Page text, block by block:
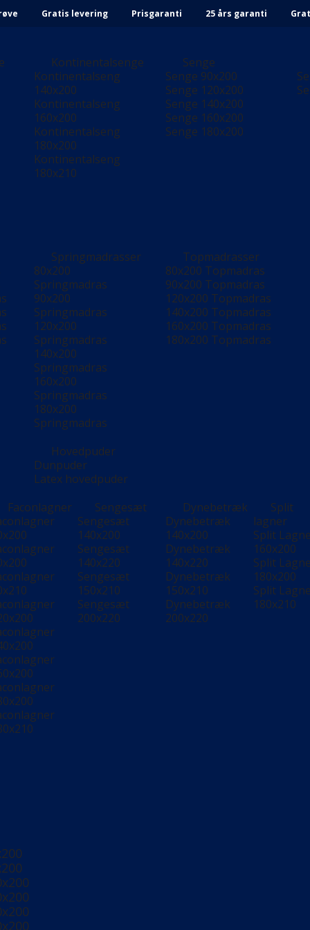
Gratis levering Prisgaranti 25 års garanti
Kontinentalsenge
Kontinentalseng
140x200
Kontinentalseng
160x200
Kontinentalseng
180x200
Kontinentalseng
180x210
Senge
Senge 90x200
Senge 120x200
Senge 140x200
Senge 160x200
Senge 180x200
Springmadrasser
80x200
Springmadras
90x200
Springmadras
120x200
Springmadras
140x200
Springmadras
160x200
Springmadras
180x200
Springmadras
Topmadrasser
80x200 Topmadras
90x200 Topmadras
120x200 Topmadras
140x200 Topmadras
160x200 Topmadras
180x200 Topmadras
Hovedpuder
Dunpuder
Latex hovedpuder
Faconlagner
Sengesæt
Sengesæt
140x200
Sengesæt
140x220
Sengesæt
150x210
Sengesæt
200x220
Dynebetræk
Dynebetræk
140x200
Dynebetræk
140x220
Dynebetræk
150x210
Dynebetræk
200x220
Split
lagner
Split
160x200
Split
180x200
Split
180x210